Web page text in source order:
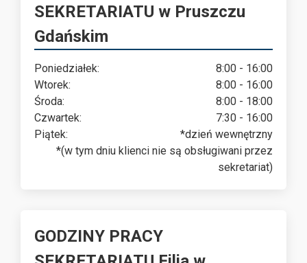
SEKRETARIATU w Pruszczu
Gdańskim
Poniedziałek:
8:00 - 16:00
Wtorek:
8:00 - 16:00
Środa:
8:00 - 18:00
Czwartek:
7:30 - 16:00
Piątek:
*dzień wewnętrzny
*(w tym dniu klienci nie są obsługiwani przez
sekretariat)
GODZINY PRACY